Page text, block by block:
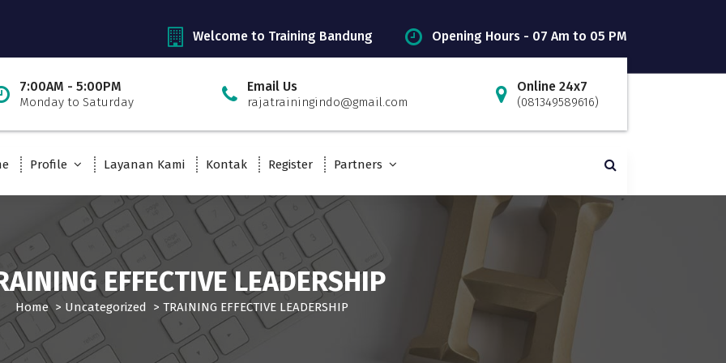
Welcome to Training Bandung Opening Hours - 07 Am to 05 PM
7:00AM - 5:00PM
Monday to Saturday
Email Us
rajatrainingindo@gmail.com
Online 24x7
(081349589616)
Profile Layanan Kami Kontak Register Partners
EFFECTIVE LEADERSHIP
Home> Uncategorized > TRAINING EFFECTIVE LEADERSHIP